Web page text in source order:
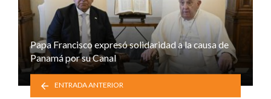
Papa Francisco expresó solidaridad a la causa de
Panamá por su Canal
ENTRADA ANTERIOR